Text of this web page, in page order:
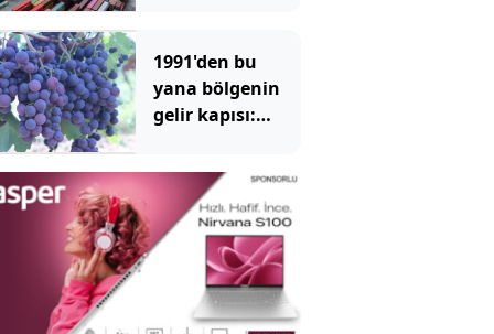
haritasını
çıkardı
1991'den bu
yana bölgenin
gelir kapısı:
İlkeren'de
sezonun İlk
bağları bozuldu